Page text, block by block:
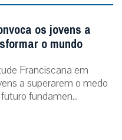
os jovens a
o mundo
Franciscana em
a superarem o medo
fundamen...